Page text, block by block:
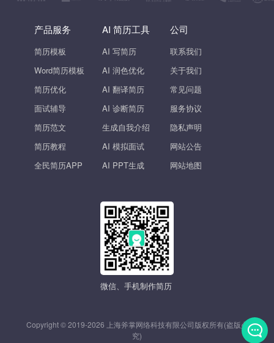
产品服务
简历模板
Word简历模板
简历优化
面试辅导
简历范文
简历教程
全民简历APP
AI 简历工具
AI 写简历
AI 润色优化
AI 翻译简历
AI 诊断简历
生成自我介绍
AI 模拟面试
AI PPT生成
公司
联系我们
关于我们
常见问题
服务协议
隐私声明
网站公告
网站地图
微信、手机制作简历
Copyright © 2019-2026 上海斧掌网络科技有限公司版权所有(盗版必
究)